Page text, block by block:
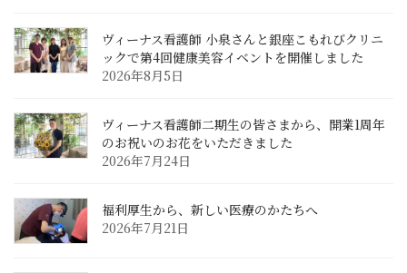
ヴィーナス看護師 小泉さんと銀座こもれびクリニ
ックで第4回健康美容イベントを開催しました
2026年8月5日
ヴィーナス看護師二期生の皆さまから、開業1周年
のお祝いのお花をいただきました
2026年7月24日
福利厚生から、新しい医療のかたちへ
2026年7月21日